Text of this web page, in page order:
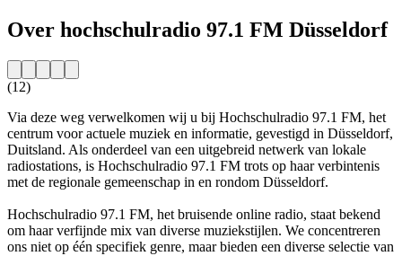
Over hochschulradio 97.1 FM Düsseldorf
(12)
Via deze weg verwelkomen wij u bij Hochschulradio 97.1 FM, het
centrum voor actuele muziek en informatie, gevestigd in Düsseldorf,
Duitsland. Als onderdeel van een uitgebreid netwerk van lokale
radiostations, is Hochschulradio 97.1 FM trots op haar verbintenis
met de regionale gemeenschap in en rondom Düsseldorf.
Hochschulradio 97.1 FM, het bruisende online radio, staat bekend
om haar verfijnde mix van diverse muziekstijlen. We concentreren
ons niet op één specifiek genre, maar bieden een diverse selectie van